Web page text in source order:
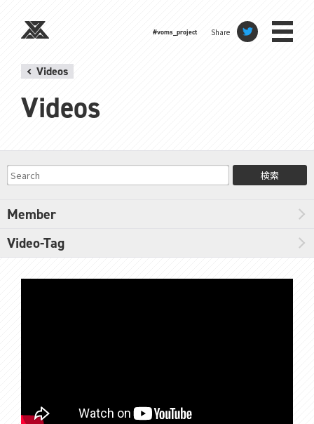
#voms_project Share
Videos
Videos
検索
Member
Video-Tag